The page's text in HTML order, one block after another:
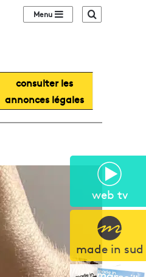
web tv
made in sud
Sidebar (barre
consulter les
annonces légales